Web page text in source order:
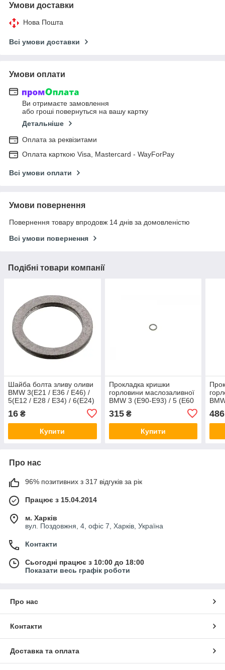
Умови доставки
Нова Пошта
Всі умови доставки
Умови оплати
Ви отримаєте замовлення
або гроші повернуться на вашу картку
Детальніше
Оплата за реквізитами
Оплата карткою Visa, Mastercard - WayForPay
Всі умови оплати
Умови повернення
Повернення товару впродовж 14 днів за домовленістю
Всі умови повернення
Подібні товари компанії
Шайба болта зливу оливи
BMW 3(E21 / E36 / E46) /
5(E12 / E28 / E34) / 6(E24)
(12x15.5x1.5) Febi Bilstein
16 ₴
Купити
Прокладка кришки
горловини маслозаливної
BMW 3 (E90-E93) / 5 (E60
/ E61) / X3 (E83) / X5 (E70
/ F15) 07- N47 BMW
13627807006
315₴
Купити
N43
486
Про нас
96% позитивних з 317 відгуків за рік
Працює з 15.04.2014
м. Харків
вул. Поздовжня, 4, офіс 7, Харків, Україна
Контакти
Сьогодні працює з 10:00 до 18:00
Показати весь графік роботи
Про нас
Контакти
Доставка та оплата